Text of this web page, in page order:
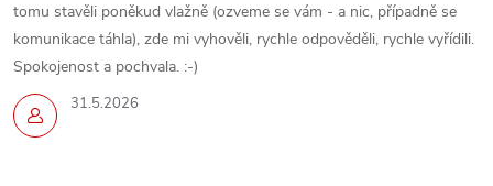
31.5.2026
tomu stavěli poněkud vlažně (ozveme se vám - a nic, případně se
komunikace táhla), zde mi vyhověli, rychle odpověděli, rychle vyřídili.
Spokojenost a pochvala. :-)